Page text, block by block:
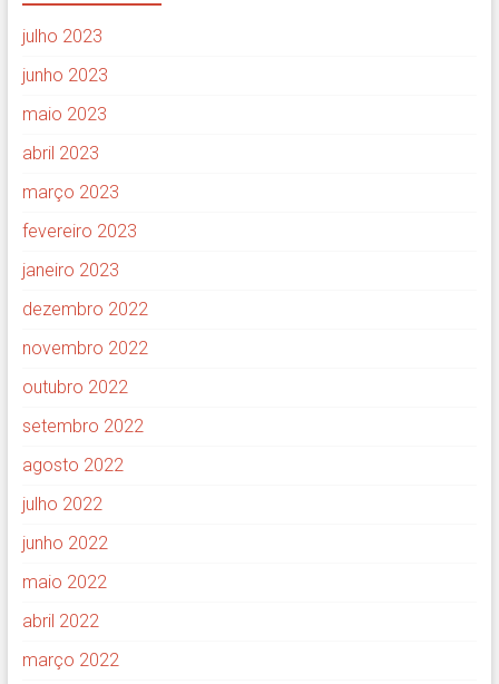
julho 2023
junho 2023
maio 2023
abril 2023
março 2023
fevereiro 2023
janeiro 2023
dezembro 2022
novembro 2022
outubro 2022
setembro 2022
agosto 2022
julho 2022
junho 2022
maio 2022
abril 2022
março 2022